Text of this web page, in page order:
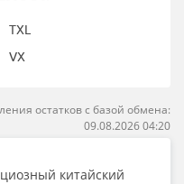
TXL
VX
остатков с базой обмена:
09.08.2026 04:20
китайский